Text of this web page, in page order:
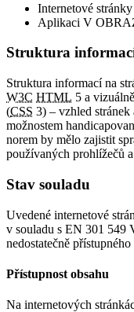
Internetové
Aplikaci V
Struktura
Struktura informací na
W3C HTML 5 a
(CSS 3) – vzhled
možnostem
norem by mělo zajistit
používaných prohlížečů
Stav souladu
Uvedené internetové
v souladu s EN 301 549
nedostatečně
Přístupnost obsahu
Na internetových